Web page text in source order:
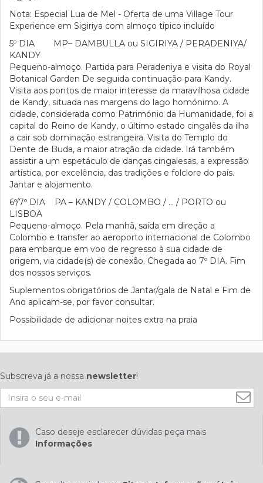
Nota: Especial Lua de Mel - Oferta de uma Village Tour
Experience em Sigiriya com almoço típico incluído
5º DIA MP– DAMBULLA ou SIGIRIYA / PERADENIYA/
KANDY
Pequeno-almoço. Partida para Peradeniya e visita do Royal
Botanical Garden De seguida continuação para Kandy.
Visita aos pontos de maior interesse da maravilhosa cidade
de Kandy, situada nas margens do lago homónimo. A
cidade, considerada como Património da Humanidade, foi a
capital do Reino de Kandy, o último estado cingalês da ilha
a cair sob dominação estrangeira. Visita do Templo do
Dente de Buda, a maior atração da cidade. Irá também
assistir a um espetáculo de danças cingalesas, a expressão
artística, por excelência, das tradições e folclore do país.
Jantar e alojamento.
6º/7º DIA PA – KANDY / COLOMBO / … / PORTO ou
LISBOA
Pequeno-almoço. Pela manhã, saída em direção a
Colombo e transfer ao aeroporto internacional de Colombo
para embarque em voo de regresso à sua cidade de
origem, via cidade(s) de conexão. Chegada ao 7º DIA. Fim
dos nossos serviços.
Suplementos obrigatórios de Jantar/gala de Natal e Fim de
Ano aplicam-se, por favor consultar.
Possibilidade de adicionar noites extra na praia
Subscreva já a nossa newsletter!
Caso deseje esclarecer dúvidas peça mais
Informações